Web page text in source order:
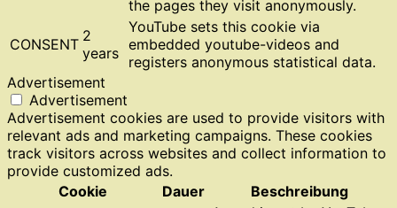
the pages they visit anonymously.
CONSENT 2
years
YouTube sets this cookie via
embedded youtube-videos and
registers anonymous statistical data.
Advertisement
Advertisement
Advertisement cookies are used to provide visitors with
relevant ads and marketing campaigns. These cookies
track visitors across websites and collect information to
provide customized ads.
Cookie
Dauer Beschreibung